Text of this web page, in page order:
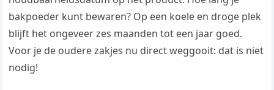
bakpoeder kunt bewaren? Op een koele en droge plek
blijft het ongeveer zes maanden tot een jaar goed.
Voor je de oudere zakjes nu direct weggooit: dat is niet
nodig!